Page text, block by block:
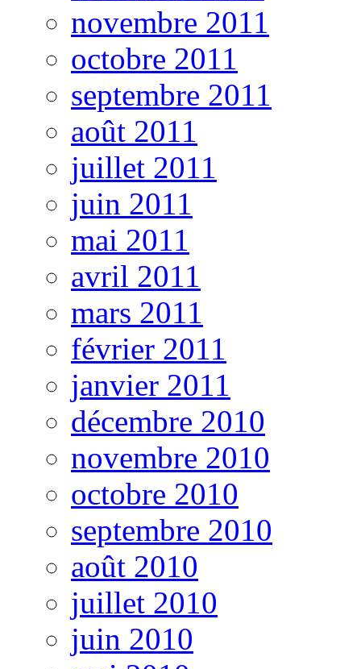
novembre 2011
octobre 2011
septembre 2011
août 2011
juillet 2011
juin 2011
mai 2011
avril 2011
mars 2011
février 2011
janvier 2011
décembre 2010
novembre 2010
octobre 2010
septembre 2010
août 2010
juillet 2010
juin 2010